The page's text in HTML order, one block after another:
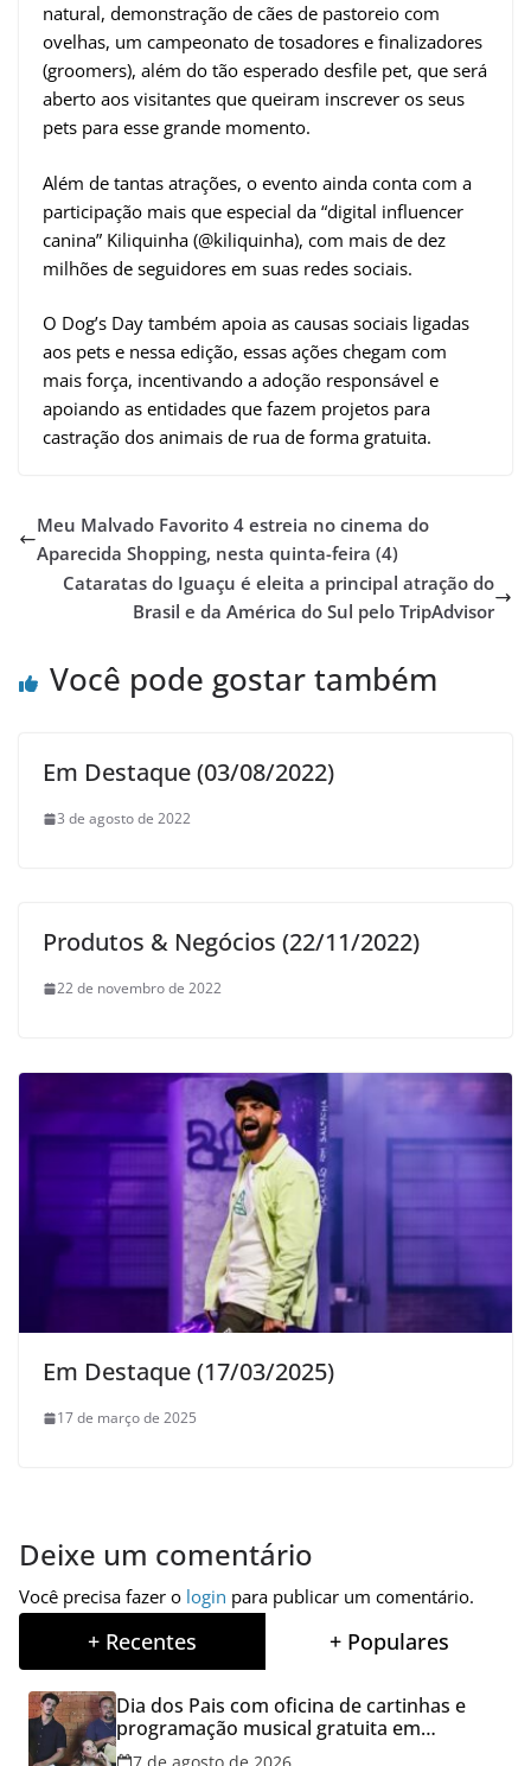
natural, demonstração de cães de pastoreio com
ovelhas, um campeonato de tosadores e finalizadores
(groomers), além do tão esperado desfile pet, que será
aberto aos visitantes que queiram inscrever os seus
pets para esse grande momento.
Além de tantas atrações, o evento ainda conta com a
participação mais que especial da “digital influencer
canina” Kiliquinha (@kiliquinha), com mais de dez
milhões de seguidores em suas redes sociais.
O Dog’s Day também apoia as causas sociais ligadas
aos pets e nessa edição, essas ações chegam com
mais força, incentivando a adoção responsável e
apoiando as entidades que fazem projetos para
castração dos animais de rua de forma gratuita.
Meu Malvado Favorito 4 estreia no cinema do
Aparecida Shopping, nesta quinta-feira (4)
Cataratas do Iguaçu é eleita a principal atração do
Brasil e da América do Sul pelo TripAdvisor
Você pode gostar também
Em Destaque (03/08/2022)
3 de agosto de 2022
Produtos & Negócios (22/11/2022)
22 de novembro de 2022
Em Destaque (17/03/2025)
17 de março de 2025
Deixe um comentário
Você precisa fazer o login para publicar um comentário.
+ Recentes + Populares
Dia dos Pais com oficina de cartinhas e
programação musical gratuita em
Aparecida de Goiânia